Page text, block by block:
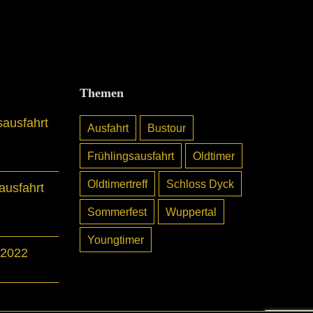
Themen
Ausfahrt Bustour
Frühlingsausfahrt Oldtimer
Oldtimertreff Schloss Dyck
Sommerfest Wuppertal
Youngtimer